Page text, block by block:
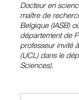
Docteur en
maître de
Belgique (IASB)
département de
professeur invité
(UCL) dans le
Sciences).